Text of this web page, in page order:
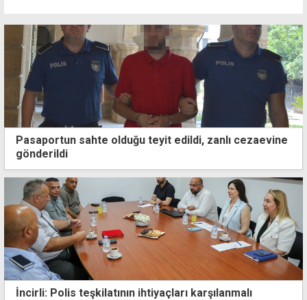
Pasaportun sahte olduğu teyit edildi, zanlı cezaevine
gönderildi
İncirli: Polis teşkilatının ihtiyaçları karşılanmalı